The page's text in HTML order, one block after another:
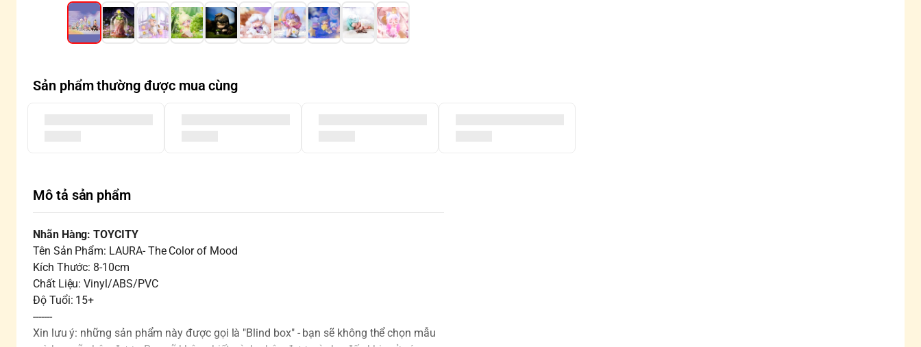
Sản phẩm thường được mua cùng
Mô tả sản phẩm
Nhãn Hàng: TOYCITY
Tên Sản Phẩm: LAURA- The Color of Mood
Kích Thước: 8-10cm
Chất Liệu: Vinyl/ABS/PVC
Độ Tuổi: 15+
-------
Xin lưu ý: những sản phẩm này được gọi là "Blind box" - bạn sẽ không thể chọn mẫu